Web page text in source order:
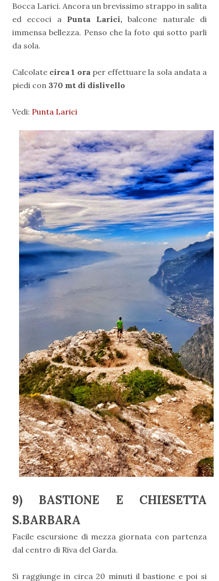
Bocca Larici. Ancora un brevissimo strappo in salita
ed eccoci a Punta Larici, balcone naturale di
immensa bellezza. Penso che la foto qui sotto parli
da sola.
Calcolate circa 1 ora per effettuare la sola andata a
piedi con 370 mt di dislivello
Vedi: Punta Larici
9) BASTIONE E CHIESETTA
S.BARBARA
Facile escursione di mezza giornata con partenza
dal centro di Riva del Garda.
Si raggiunge in circa 20 minuti il bastione e poi si